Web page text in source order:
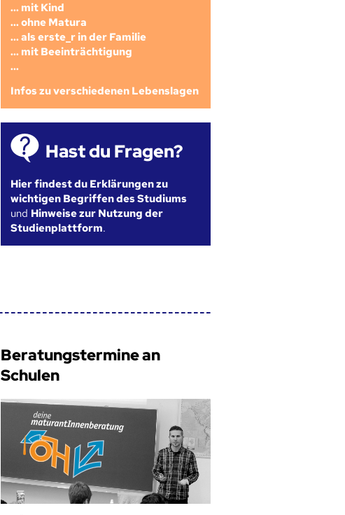
... mit Kind
... ohne Matura
... als erste_r in der Familie
... mit Beeinträchtigung
...
Infos zu verschiedenen Lebenslagen
Hast du Fragen?
Hier findest du Erklärungen zu
wichtigen Begriffen des Studiums
und Hinweise zur Nutzung der
Studienplattform.
Beratungstermine an
Schulen